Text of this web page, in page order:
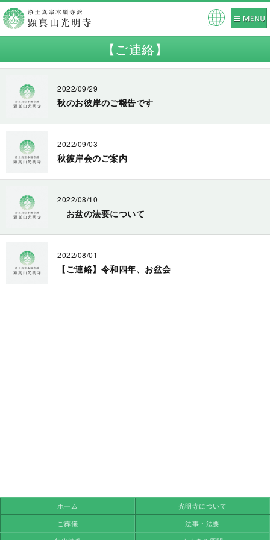
【ご連絡】
2022/09/29
秋のお彼岸のご報告です
2022/09/03
秋彼岸会のご案内
2022/08/10
お盆の法要について
2022/08/01
【ご連絡】令和四年、お盆会
ホーム
光明寺について
ご葬儀
法事・法要